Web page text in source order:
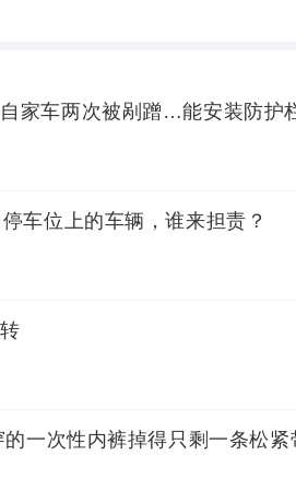
家车两次被剐蹭…能安装防护
车位上的车辆，谁来担责？
的一次性内裤掉得只剩一条松